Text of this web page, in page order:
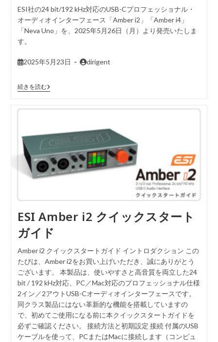
ESI社の24 bit/192 kHz対応のUSB-Cプロフェッショナル・
オーディオインターフェース「Amber i2」「Amber i4」
「Neva Uno」を、2025年5月26日（月）より発売いたしま
す。
2025年5月23日 dirigent
続きを読む
ESI Amber i2 クイックスタート
ガイド
Amber i2 クイックスタートガイド イントロダクション この
たびは、Amber i2をお買い上げいただき、誠にありがとう
ございます。 本製品は、使いやすさと高音質を両立した24
bit / 192 kHz対応、PC／Mac対応のプロフェッショナル仕様
2イン／2アウトUSB-Cオーディオインターフェースです。
同クラス製品にはない革新的な機能を搭載していますの
で、初めてご使用になる前に本クイックスタートガイドを
必ずご確認ください。 接続方法と初期設定 接続 付属のUSB
ケーブルを使って、PCまたはMacに接続します（コンピュ